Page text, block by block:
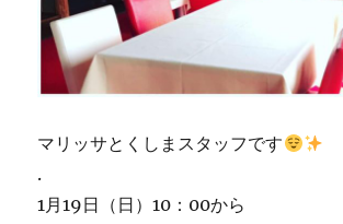
マリッサとくしまスタッフです
.
1月19日（日）10：00から